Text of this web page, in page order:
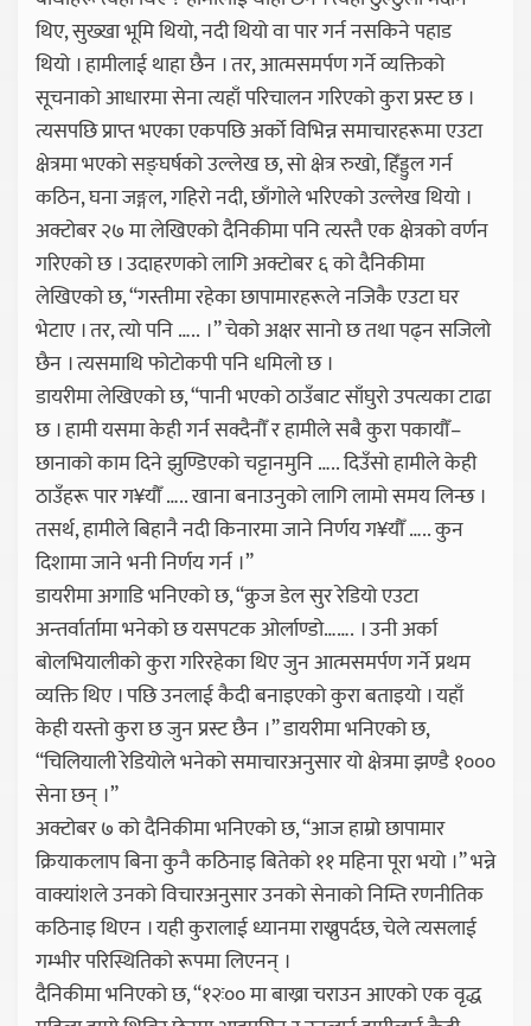
थिए, सुख्खा भूमि थियो, नदी थियो वा पार गर्न नसकिने पहाड
थियो । हामीलाई थाहा छैन । तर, आत्मसमर्पण गर्ने व्यक्तिको
सूचनाको आधारमा सेना त्यहाँ परिचालन गरिएको कुरा प्रस्ट छ ।
त्यसपछि प्राप्त भएका एकपछि अर्को विभिन्न समाचारहरूमा एउटा
क्षेत्रमा भएको सङ्घर्षको उल्लेख छ, सो क्षेत्र रुखो, हिँड्डुल गर्न
कठिन, घना जङ्गल, गहिरो नदी, छाँगोले भरिएको उल्लेख थियो ।
अक्टोबर २७ मा लेखिएको दैनिकीमा पनि त्यस्तै एक क्षेत्रको वर्णन
गरिएको छ । उदाहरणको लागि अक्टोबर ६ को दैनिकीमा
लेखिएको छ, “गस्तीमा रहेका छापामारहरूले नजिकै एउटा घर
भेटाए । तर, त्यो पनि ….. ।” चेको अक्षर सानो छ तथा पढ्न सजिलो
छैन । त्यसमाथि फोटोकपी पनि धमिलो छ ।
डायरीमा लेखिएको छ, “पानी भएको ठाउँबाट साँघुरो उपत्यका टाढा
छ । हामी यसमा केही गर्न सक्दैनौँ र हामीले सबै कुरा पकायौँ–
छानाको काम दिने झुण्डिएको चट्टानमुनि ….. दिउँसो हामीले केही
ठाउँहरू पार ग¥यौँ ….. खाना बनाउनुको लागि लामो समय लिन्छ ।
तसर्थ, हामीले बिहानै नदी किनारमा जाने निर्णय ग¥यौँ ….. कुन
दिशामा जाने भनी निर्णय गर्न ।”
डायरीमा अगाडि भनिएको छ, “क्रुज डेल सुर रेडियो एउटा
अन्तर्वार्तामा भनेको छ यसपटक ओर्लाण्डो……. । उनी अर्का
बोलभियालीको कुरा गरिरहेका थिए जुन आत्मसमर्पण गर्ने प्रथम
व्यक्ति थिए । पछि उनलाई कैदी बनाइएको कुरा बताइयो । यहाँ
केही यस्तो कुरा छ जुन प्रस्ट छैन ।” डायरीमा भनिएको छ,
“चिलियाली रेडियोले भनेको समाचारअनुसार यो क्षेत्रमा झण्डै १०००
सेना छन् ।”
अक्टोबर ७ को दैनिकीमा भनिएको छ, “आज हाम्रो छापामार
क्रियाकलाप बिना कुनै कठिनाइ बितेको ११ महिना पूरा भयो ।” भन्ने
वाक्यांशले उनको विचारअनुसार उनको सेनाको निम्ति रणनीतिक
कठिनाइ थिएन । यही कुरालाई ध्यानमा राख्नुपर्दछ, चेले त्यसलाई
गम्भीर परिस्थितिको रूपमा लिएनन् ।
दैनिकीमा भनिएको छ, “१२ः०० मा बाख्रा चराउन आएको एक वृद्ध